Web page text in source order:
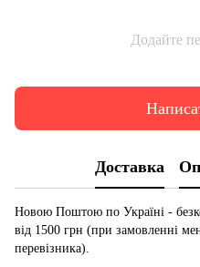
Додайте
Доставка
Новою Поштою по Україні -
від 1500 грн (при замовленні
перевізника).